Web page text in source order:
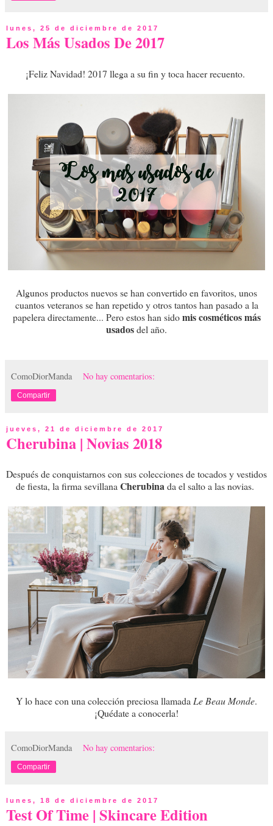
lunes, 25 de diciembre de 2017
Los Más Usados De 2017
¡Feliz Navidad! 2017 llega a su fin y toca hacer recuento.
Algunos productos nuevos se han convertido en favoritos, unos
cuantos veteranos se han repetido y otros tantos han pasado a la
papelera directamente... Pero estos han sidomis cosméticos más
usadosdel año.
ComoDiorManda No hay comentarios:
Compartir
jueves, 21 de diciembre de 2017
Cherubina | Novias 2018
Después de conquistarnos con sus colecciones de tocados y vestidos
de fiesta, la firma sevillanaCherubinada el salto a las novias.
Y lo hace con una colección preciosa llamada Le Beau Monde.
¡Quédate a conocerla!
ComoDiorManda No hay comentarios:
Compartir
lunes, 18 de diciembre de 2017
Test Of Time | Skincare Edition